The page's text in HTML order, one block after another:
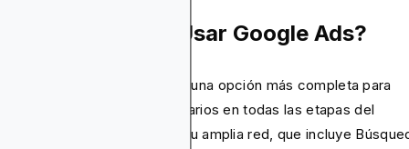
Deberías Usar Google Ads?
de Google Ads es una opción más completa para
que se dirigen a usuarios en todas las etapas del
Su fortaleza radica en su amplia red, que incluye